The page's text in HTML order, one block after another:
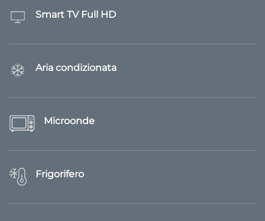
Smart TV Full HD
Aria condizionata
Microonde
Frigorifero